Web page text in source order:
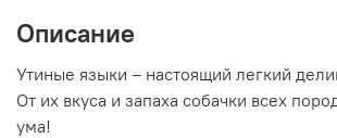
Описание
Утиные языки – настоящий легкий
От их вкуса и запаха собачки всех
ума!